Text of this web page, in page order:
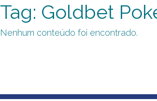
Tag: Goldbet
Nenhum conteúdo foi encontrado.